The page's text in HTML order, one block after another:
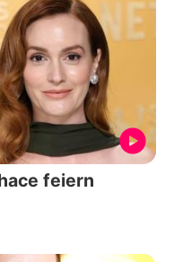
feiern